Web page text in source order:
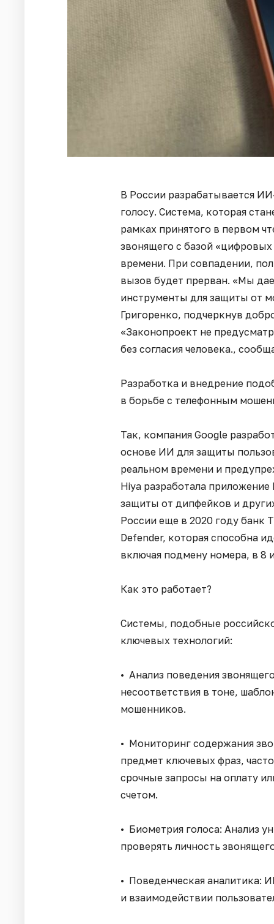
В России разрабатывается
голосу. Система, которая
рамках принятого в первом
звонящего с базой
времени. При совпадении,
вызов будет прерван. «Мы
инструменты для защиты от
Григоренко, подчеркнув
«Законопроект не
без согласия человека.,
Разработка и внедрение
в борьбе с телефонным
Так, компания Google
основе ИИ для защиты
реальном времени и
Hiya разработала
защиты от дипфейков и
России еще в 2020 году банк
Defender, которая способна
включая подмену номера, в 8
Как это работает?
Системы, подобные
ключевых технологий:
• Анализ поведения
несоответствия в тоне,
мошенников.
• Мониторинг содержания
предмет ключевых фраз,
срочные запросы на оплату
счетом.
• Биометрия голоса: Анализ
проверять личность
• Поведенческая аналитика:
и взаимодействии